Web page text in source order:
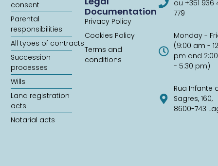
Documentation
Privacy Policy
Cookies Policy
Terms and
conditions
consent
Parental
responsibilities
All types of contracts
Succession
processes
Wills
Land registration
acts
Notarial acts
ou +351 936
779
Monday -
(9:00 am -
pm and
- 5:30 pm)
Rua Infante
Sagres, 160,
8600-743